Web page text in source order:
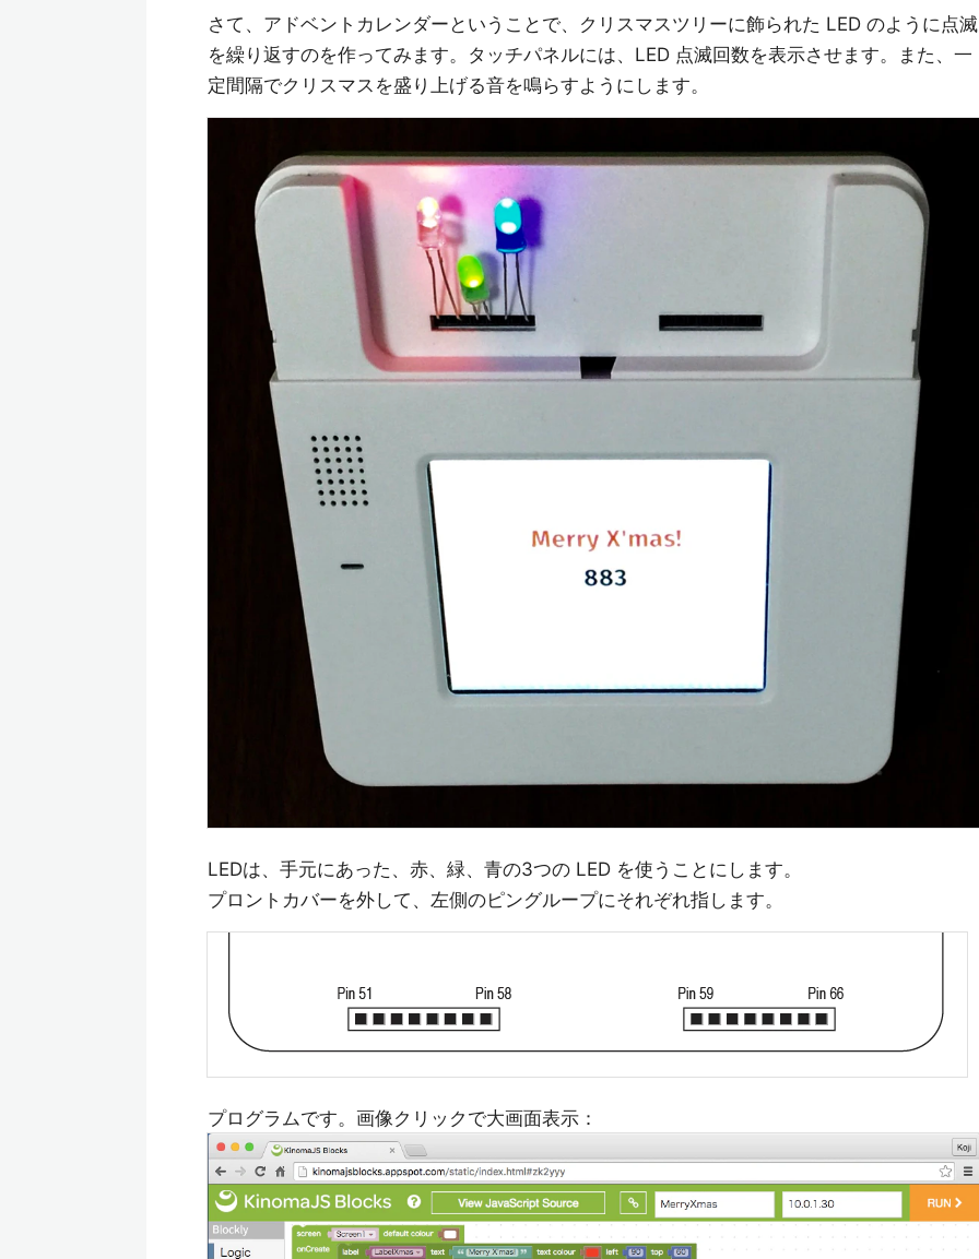
さて、アドベントカレンダーということで、クリスマスツリーに飾られた LED のように点滅
を繰り返すのを作ってみます。タッチパネルには、LED 点滅回数を表示させます。また、一
定間隔でクリスマスを盛り上げる音を鳴らすようにします。
LEDは、手元にあった、赤、緑、青の3つの LED を使うことにします。
プロントカバーを外して、左側のピングループにそれぞれ指します。
プログラムです。画像クリックで大画面表示：